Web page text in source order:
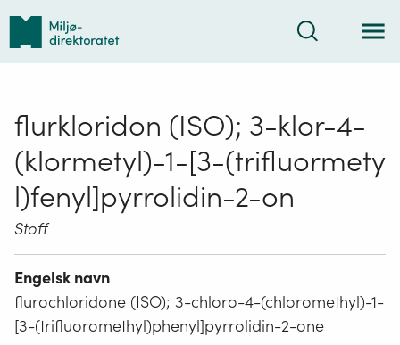
Tilbake
forsiden
Søk
flurkloridon (ISO); 3-klor-4-
(klormetyl)-1-[3-(trifluormety
l)fenyl]pyrrolidin-2-on
Stoff
Engelsk navn
flurochloridone (ISO); 3-chloro-4-(chloromethyl)-1-
[3-(trifluoromethyl)phenyl]pyrrolidin-2-one